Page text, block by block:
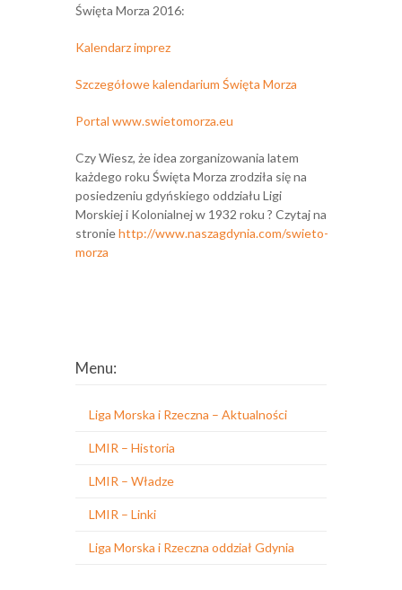
Święta Morza 2016:
Kalendarz imprez
Szczegółowe kalendarium Święta Morza
Portal www.swietomorza.eu
Czy Wiesz, że idea zorganizowania latem
każdego roku Święta Morza zrodziła się na
posiedzeniu gdyńskiego oddziału Ligi
Morskiej i Kolonialnej w 1932 roku ? Czytaj na
stroniehttp://www.naszagdynia.com/swieto-
morza
Menu:
Liga Morska i Rzeczna – Aktualności
LMIR – Historia
LMIR – Władze
LMIR – Linki
Liga Morska i Rzeczna oddział Gdynia